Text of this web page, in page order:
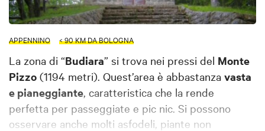
APPENNINO < 90 KM DA BOLOGNA
La zona di “Budiara” si trova nei pressi del Monte
Pizzo (1194 metri). Quest’area è abbastanza vasta
e pianeggiante , caratteristica che la rende
perfetta per passeggiate e pic nic. Si possono
osservare anche molti asfodeli, piante non